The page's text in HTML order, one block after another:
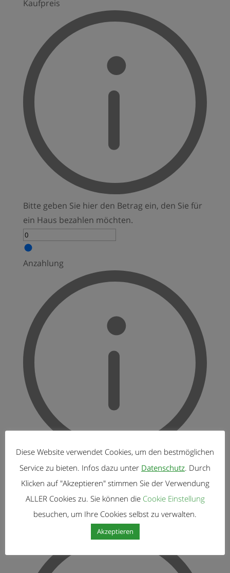
Garage/Stellplatz: 1 offene
Fertigstellung/Übergabe:
01.09.2023 Highlight:
Kaufpreis
Bitte geben Sie hier den Betrag ein, den Sie für
ein Haus bezahlen möchten.
Anzahlung
Anzahlung ist Bargeld, dass Sie im Voraus für
Ihr Haus bezahlen
Diese Website verwendet Cookies, um den bestmöglichen
Service zu bieten. Infos dazu unter Datenschutz. Durch
Klicken auf "Akzeptieren" stimmen Sie der Verwendung
ALLER Cookies zu. Sie können die Cookie Einstellung
besuchen, um Ihre Cookies selbst zu verwalten.
Akzeptieren